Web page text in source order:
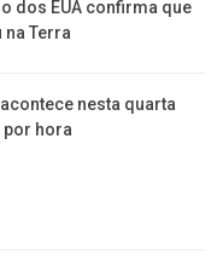
dos EUA confirma que
Terra
nesta quarta
por hora